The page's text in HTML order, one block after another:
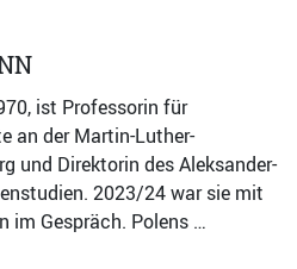
ist Professorin für
an der Martin-Luther-
und Direktorin des Aleksander-
2023/24 war sie mit
im Gespräch. Polens …